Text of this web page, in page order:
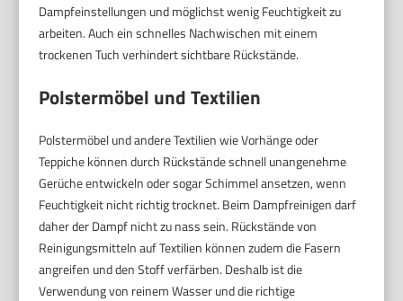
Dampfeinstellungen und möglichst wenig Feuchtigkeit zu
arbeiten. Auch ein schnelles Nachwischen mit einem
trockenen Tuch verhindert sichtbare Rückstände.
Polstermöbel und Textilien
Polstermöbel und andere Textilien wie Vorhänge oder
Teppiche können durch Rückstände schnell unangenehme
Gerüche entwickeln oder sogar Schimmel ansetzen, wenn
Feuchtigkeit nicht richtig trocknet. Beim Dampfreinigen darf
daher der Dampf nicht zu nass sein. Rückstände von
Reinigungsmitteln auf Textilien können zudem die Fasern
angreifen und den Stoff verfärben. Deshalb ist die
Verwendung von reinem Wasser und die richtige